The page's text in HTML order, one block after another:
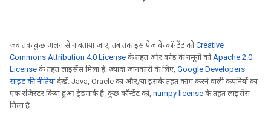
जब तक कुछ अलग से न बताया जाए, तब तक इस पेज के कॉन्टेंट कोCreative
Commons Attribution 4.0 License के तहत और कोड के नमूनों कोApache 2.0
License के तहत लाइसेंस मिला है. ज़्यादा जानकारी के लिए, Google Developers
साइट की नीतियांदेखें. Java, Oracle का और/या इसके तहत काम करने वाली कंपनियों का
एक रजिस्टर किया हुआ ट्रेडमार्क है. कुछ कॉन्टेंट को, numpy license के तहत लाइसेंस
मिला है.